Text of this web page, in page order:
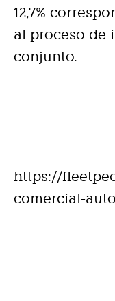
12,7%
al proceso de
conjunto.
https://
comercial-